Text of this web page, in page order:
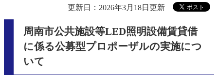
更新日：2026年3月18日更新
周南市公共施設等LED照明設備賃貸借
に係る公募型プロポーザルの実施につ
いて